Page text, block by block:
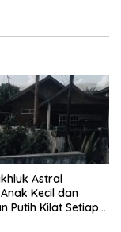
Astral
Kecil dan
Putih Kilat Setiap